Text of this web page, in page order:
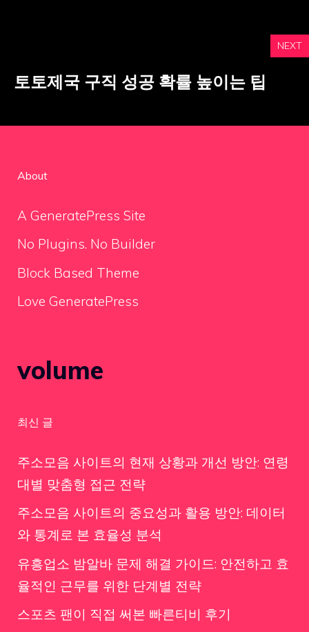
NEXT
토토제국 구직 성공 확률 높이는 팁
About
A GeneratePress Site
No Plugins. No Builder
Block Based Theme
Love GeneratePress
volume
최신 글
주소모음 사이트의 현재 상황과 개선 방안: 연령
대별 맞춤형 접근 전략
주소모음 사이트의 중요성과 활용 방안: 데이터
와 통계로 본 효율성 분석
유흥업소 밤알바 문제 해결 가이드: 안전하고 효
율적인 근무를 위한 단계별 전략
스포츠 팬이 직접 써본 빠른티비 후기